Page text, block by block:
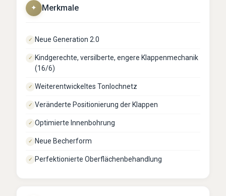
✦ Merkmale
✓ Neue Generation 2.0
✓
Kindgerechte, versilberte, engere Klappenmechanik
(16/6)
✓ Weiterentwickeltes Tonlochnetz
✓ Veränderte Positionierung der Klappen
✓ Optimierte Innenbohrung
✓ Neue Becherform
✓ Perfektionierte Oberflächenbehandlung